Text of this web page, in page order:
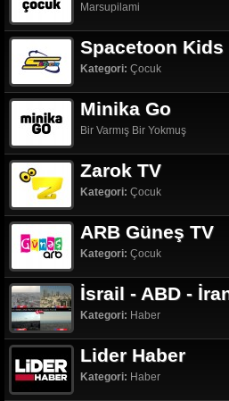
Marsupilami
Spacetoon Kids
Kategori: Çocuk
Minika Go
Bir Varmış Bir Yokmuş
Zarok TV
Kategori: Çocuk
ARB Güneş TV
Kategori: Çocuk
İsrail - ABD -
Kategori: Haber
Lider Haber
Kategori: Haber